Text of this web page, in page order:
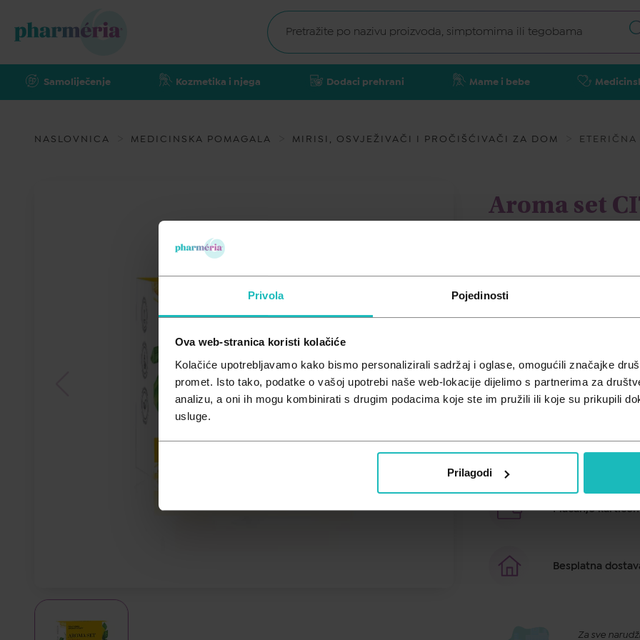
Privola Pojedinosti
Ova web-stranica koristi kolačiće
Kolačiće upotrebljavamo kako bismo personalizirali sadržaj i oglase, omogućili značajke
promet. Isto tako, podatke o vašoj upotrebi naše web-lokacije dijelimo s partnerima za
analizu, a oni ih mogu kombinirati s drugim podacima koje ste im pružili ili koje su prikupili
usluge.
Prilagodi
Samoliječenje Kozmetika i njega Dodaci prehrani Mame i bebe
NASLOVNICA MEDICINSKA POMAGALA MIRISI, OSVJEŽIVAČI I PROČIŠĆIVAČI ZA DOM
Aroma set
Brza dostava u
Besplatno
Plaćanje
Besplatna
Za sve